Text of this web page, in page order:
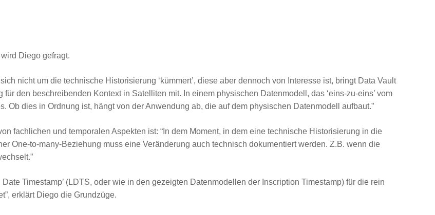
Diego gefragt.
nicht um die technische Historisierung ‘kümmert’, diese aber dennoch von Interesse ist, bringt Data Vault
den beschreibenden Kontext in Satelliten mit. In einem physischen Datenmodell, das ‘eins-zu-eins’ vom
Ob dies in Ordnung ist, hängt von der Anwendung ab, die auf dem physischen Datenmodell aufbaut.”
fachlichen und temporalen Aspekten ist: “In dem Moment, in dem eine technische Historisierung in die
One-to-many-Beziehung muss eine Veränderung auch technisch dokumentiert werden. Z.B. wenn die
Timestamp’ (LDTS, oder wie in den gezeigten Datenmodellen der Inscription Timestamp) für die rein
erklärt Diego die Grundzüge.